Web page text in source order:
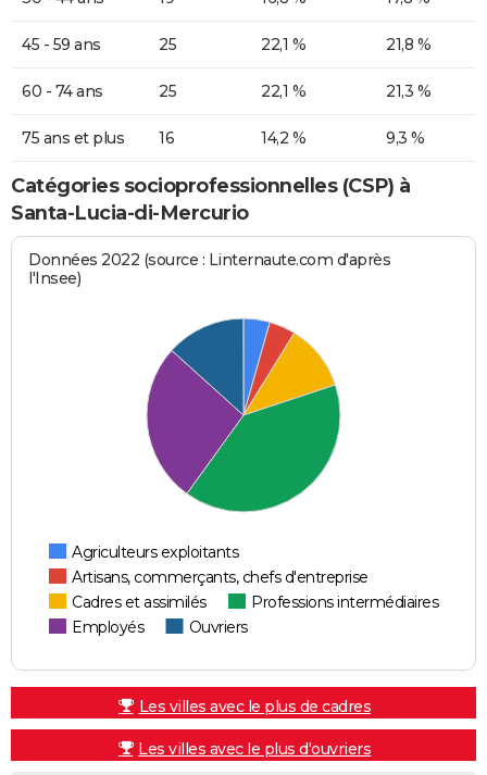
45 - 59 ans 25 22,1 % 21,8 %
60 - 74 ans 25 22,1 % 21,3 %
75 ans et plus 16 14,2 % 9,3 %
Catégories socioprofessionnelles (CSP) à
Santa-Lucia-di-Mercurio
Données 2022 (source : Linternaute.com d'après
l'Insee)
Agriculteurs exploitants
Artisans, commerçants, chefs d'entreprise
Cadres et assimilés
Professions intermédiaires
Employés
Ouvriers
Les villes avec le plus de cadres
Les villes avec le plus d'ouvriers